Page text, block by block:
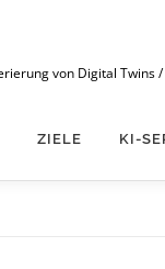
von Digital
ZIELE KI-